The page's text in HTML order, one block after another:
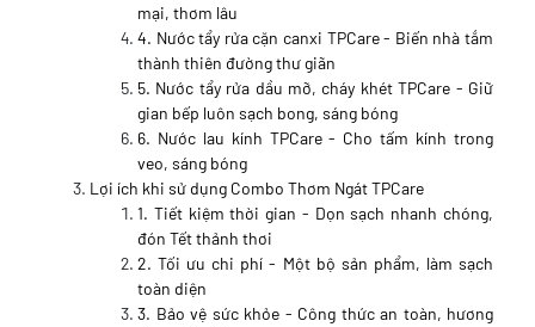
mại, thơm lâu
4. Nước tẩy rửa cặn canxi TPCare - Biến nhà tắm
thành thiên đường thư giãn
5. Nước tẩy rửa dầu mỡ, cháy khét TPCare - Giữ
gian bếp luôn sạch bong, sáng bóng
6. Nước lau kính TPCare - Cho tấm kính trong
veo, sáng bóng
Lợi ích khi sử dụng Combo Thơm Ngát TPCare
1. Tiết kiệm thời gian - Dọn sạch nhanh chóng,
đón Tết thảnh thơi
2. Tối ưu chi phí - Một bộ sản phẩm, làm sạch
toàn diện
3. Bảo vệ sức khỏe - Công thức an toàn, hương